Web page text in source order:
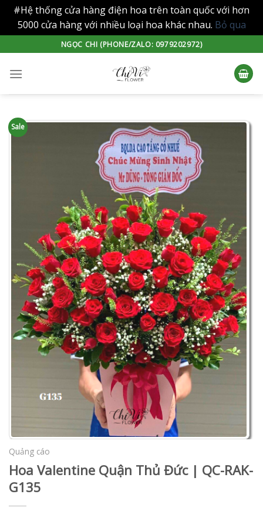
#Hệ thống cửa hàng điện hoa trên toàn quốc với hơn
5000 cửa hàng với nhiều loại hoa khác nhau. Bỏ qua
to
content
NGỌC CHI (PHONE/ZALO: 0979202972)
Sale
Quảng cáo
Hoa Valentine Quận Thủ Đức | QC-RAK-
G135